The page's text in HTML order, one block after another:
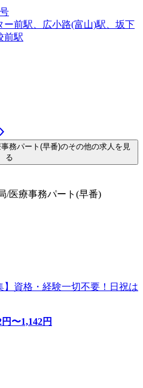
前駅、広小路(富山)駅、坂下
前駅
務パート(早番)のその他の求人を見
る
/医療事務パート(早番)
】資格・経験一切不要！日祝は
円〜1,142円